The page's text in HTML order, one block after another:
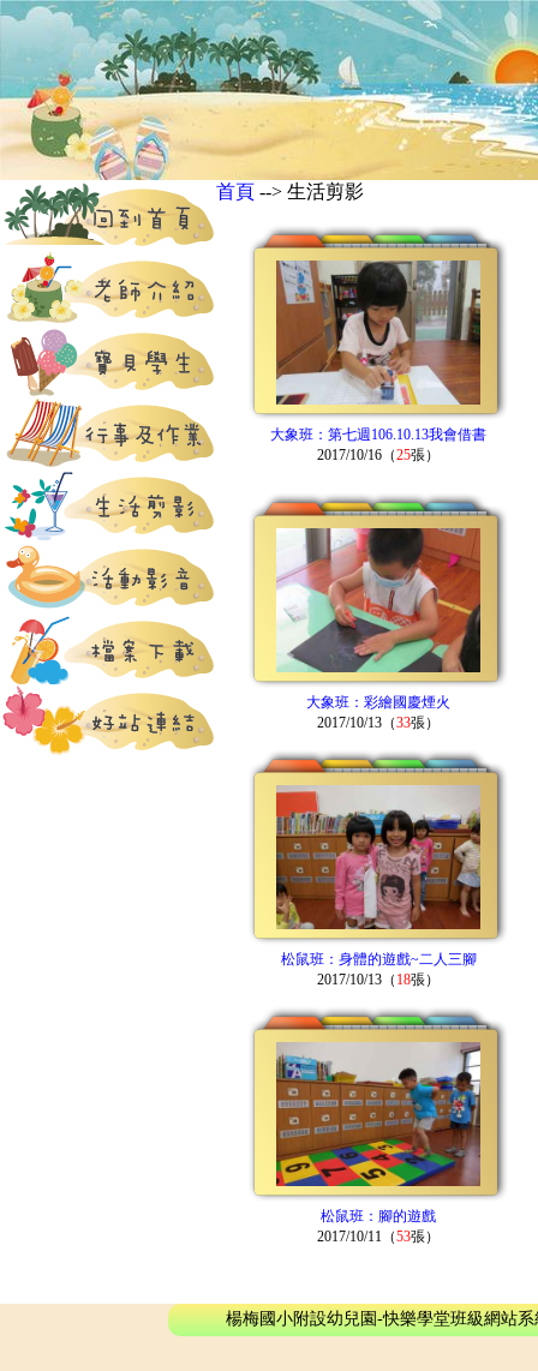
首頁 --> 生活剪影
大象班：第七週106.10.13我會借書
2017/10/16（25張）
大象班：彩繪國慶煙火
2017/10/13（33張）
松鼠班：身體的遊戲~二人三腳
2017/10/13（ 18張）
松鼠班：腳的遊戲
2017/10/11（53張）
楊梅國小附設幼兒園-快樂學堂班級網站